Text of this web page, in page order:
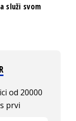
služi svom
od 20000
prvi